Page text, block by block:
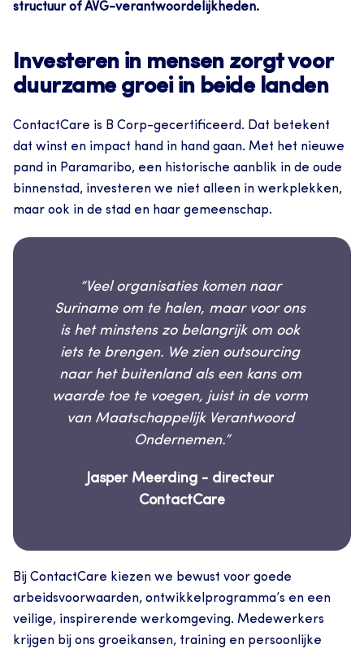
structuur of AVG-verantwoordelijkheden.
Investeren in mensen zorgt voor
duurzame groei in beide landen
ContactCare is B Corp-gecertificeerd. Dat betekent
dat winst en impact hand in hand gaan. Met het nieuwe
pand in Paramaribo, een historische aanblik in de oude
binnenstad, investeren we niet alleen in werkplekken,
maar ook in de stad en haar gemeenschap.
“Veel organisaties komen naar
Suriname om te halen, maar voor ons
is het minstens zo belangrijk om ook
iets te brengen. We zien outsourcing
naar het buitenland als een kans om
waarde toe te voegen, juist in de vorm
van Maatschappelijk Verantwoord
Ondernemen.”
Jasper Meerding - directeur
ContactCare
Bij ContactCare kiezen we bewust voor goede
arbeidsvoorwaarden, ontwikkelprogramma’s en een
veilige, inspirerende werkomgeving. Medewerkers
krijgen bij ons groeikansen, training en persoonlijke